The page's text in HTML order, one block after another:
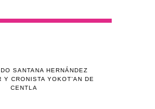
SANTANA HERNÁNDEZ
Y CRONISTA YOKOT’AN DE
CENTLA